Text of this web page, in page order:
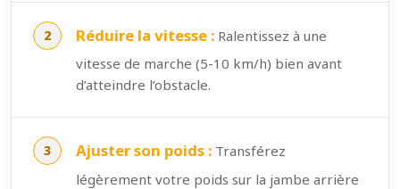
Réduire la vitesse : Ralentissez à une
vitesse de marche (5-10 km/h) bien avant
d’atteindre l’obstacle.
Ajuster son poids : Transférez
légèrement votre poids sur la jambe arrière